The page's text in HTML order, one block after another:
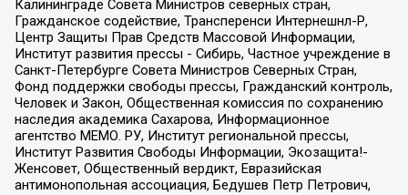
Калининграде Совета Министров северных стран,
Гражданское содействие, Трансперенси Интернешнл-Р,
Центр Защиты Прав Средств Массовой Информации,
Институт развития прессы - Сибирь, Частное учреждение в
Санкт-Петербурге Совета Министров Северных Стран,
Фонд поддержки свободы прессы, Гражданский контроль,
Человек и Закон, Общественная комиссия по сохранению
наследия академика Сахарова, Информационное
агентство МЕМО. РУ, Институт региональной прессы,
Институт Развития Свободы Информации, Экозащита!-
Женсовет, Общественный вердикт, Евразийская
антимонопольная ассоциация, Бедушев Петр Петрович,